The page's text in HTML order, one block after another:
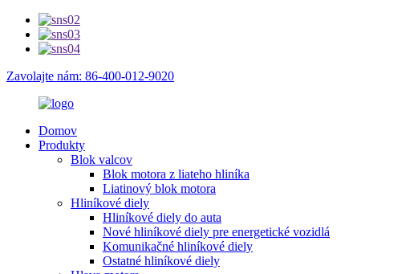
Zavolajte nám: 86-400-012-9020
Domov
Produkty
Blok valcov
Blok motora z liateho hliníka
Liatinový blok motora
Hliníkové diely
Hliníkové diely do auta
Nové hliníkové diely pre energetické vozidlá
Komunikačné hliníkové diely
Ostatné hliníkové diely